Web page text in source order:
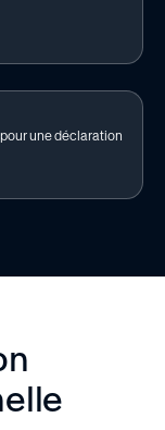
une déclaration